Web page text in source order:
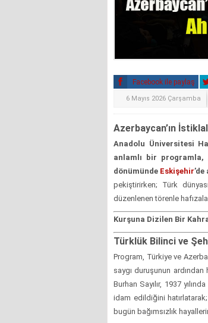
Facebook ile paylaş
6 Mayıs 2026 Çarşamba
Azerbaycan’ın
Anadolu Üniversitesi
anlamlı bir programla,
dönümünde Eskişehir’de
pekiştirirken; Türk
düzenlenen törenle
Kurşuna Dizilen Bir
Türklük Bilinci ve
Program, Türkiye ve
saygı duruşunun ardından
Burhan Sayılır, 1937
idam edildiğini
bugün bağımsızlık